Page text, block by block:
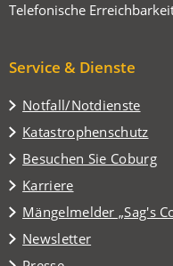
Telefonische
Service & Dienste
Notfall/Notdienste
Katastrophenschutz
Besuchen Sie Coburg
(Öffnet
in
einem
neuen
Tab)
Karriere
Mängelmelder „Sag's
(Öffnet
in
einem
Newsletter